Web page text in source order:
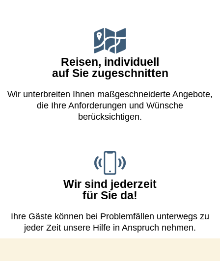
Reisen, individuell
auf Sie zugeschnitten
Wir unterbreiten Ihnen maß­geschneiderte Angebote,
die Ihre Anforderungen und Wünsche
berücksichtigen.
Wir sind jederzeit
für Sie da!
Ihre Gäste können bei Problem­fällen unterwegs zu
jeder Zeit unsere Hilfe in Anspruch nehmen.